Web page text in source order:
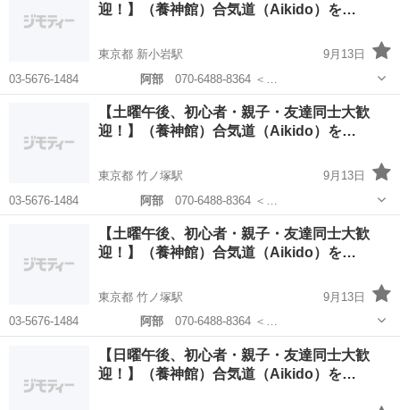
迎！】（養神館）合気道（Aikido）を…
東京都 新小岩駅
9月13日
03-5676-1484
阿部 070-6488-8364 ＜…
江戸川区 新小岩駅 その他 養神館
【土曜午後、初心者・親子・友達同士大歓
迎！】（養神館）合気道（Aikido）を…
東京都 竹ノ塚駅
9月13日
03-5676-1484 阿部 070-6488-8364 ＜…
竹ノ塚駅 その他 養神館
【土曜午後、初心者・親子・友達同士大歓
迎！】（養神館）合気道（Aikido）を…
東京都 竹ノ塚駅
9月13日
03-5676-1484
阿部 070-6488-8364 ＜…
竹ノ塚駅 その他 養神館
【日曜午後、初心者・親子・友達同士大歓
迎！】（養神館）合気道（Aikido）を…